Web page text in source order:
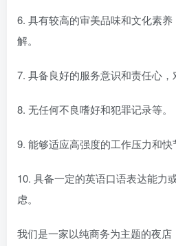
6. 具有较高的审美品味和文化素
解。
7. 具备良好的服务意识和责任心，
8. 无任何不良嗜好和犯罪记录等。
9. 能够适应高强度的工作压力和快
10. 具备一定的英语口语表达能力
虑。
我们是一家以纯商务为主题的夜